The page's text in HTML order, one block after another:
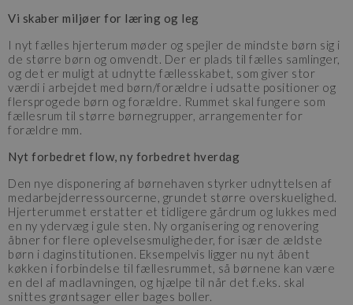
Vi skaber miljøer for læring og leg
I nyt fælles hjerterum møder og spejler de mindste børn sig i
de større børn og omvendt. Der er plads til fælles samlinger,
og det er muligt at udnytte fællesskabet, som giver stor
værdi i arbejdet med børn/forældre i udsatte positioner og
flersprogede børn og forældre. Rummet skal fungere som
fællesrum til større børnegrupper, arrangementer for
forældre mm.
Nyt forbedret flow, ny forbedret hverdag
Den nye disponering af børnehaven styrker udnyttelsen af
medarbejderressourcerne, grundet større overskuelighed.
Hjerterummet erstatter et tidligere gårdrum og lukkes med
en ny ydervæg i gule sten. Ny organisering og renovering
åbner for flere oplevelsesmuligheder, for især de ældste
børn i daginstitutionen. Eksempelvis ligger nu nyt åbent
køkken i forbindelse til fællesrummet, så børnene kan være
en del af madlavningen, og hjælpe til når det f.eks. skal
snittes grøntsager eller bages boller.